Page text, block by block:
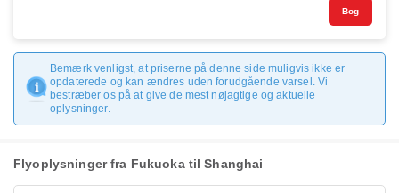
Bog
Bemærk venligst, at priserne på denne side muligvis ikke er
opdaterede og kan ændres uden forudgående varsel. Vi
bestræber os på at give de mest nøjagtige og aktuelle
oplysninger.
Flyoplysninger fra Fukuoka til Shanghai